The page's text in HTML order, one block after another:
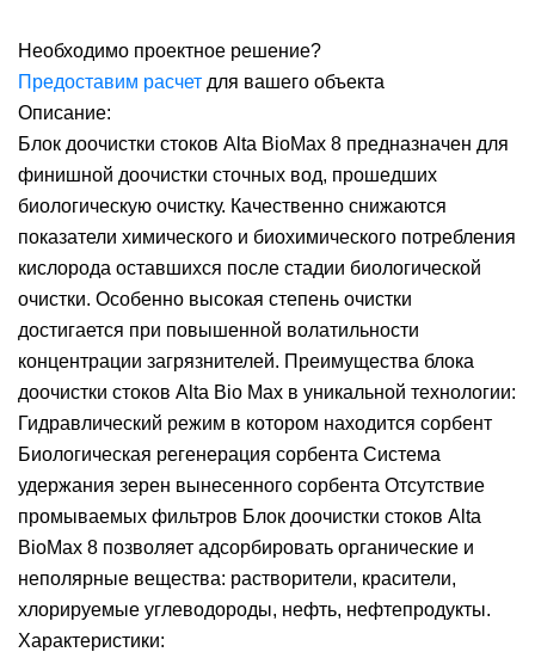
Необходимо проектное решение?
Предоставим расчет для вашего объекта
Описание:
Блок доочистки стоков Alta BioMax 8 предназначен для
финишной доочистки сточных вод, прошедших
биологическую очистку. Качественно снижаются
показатели химического и биохимического потребления
кислорода оставшихся после стадии биологической
очистки. Особенно высокая степень очистки
достигается при повышенной волатильности
концентрации загрязнителей. Преимущества блока
доочистки стоков Alta Bio Max в уникальной технологии:
Гидравлический режим в котором находится сорбент
Биологическая регенерация сорбента Система
удержания зерен вынесенного сорбента Отсутствие
промываемых фильтров Блок доочистки стоков Alta
BioMax 8 позволяет адсорбировать органические и
неполярные вещества: растворители, красители,
хлорируемые углеводороды, нефть, нефтепродукты.
Характеристики: